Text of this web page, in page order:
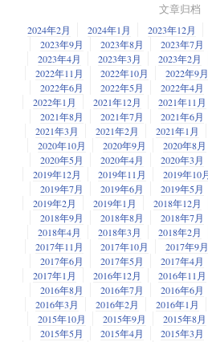
文章归档
2024年2月 2024年1月 2023年12月
2023年9月
2023年8月 2023年7月
2023年4月
2023年3月 2023年2月
2022年11月
2022年10月 2022年9月
2022年6月
2022年5月 2022年4月
2022年1月
2021年12月 2021年11月
2021年8月
2021年7月 2021年6月
2021年3月
2021年2月 2021年1月
2020年10月
2020年9月 2020年8月
2020年5月
2020年4月 2020年3月
2019年12月
2019年11月 2019年10
2019年7月
2019年6月 2019年5月
2019年2月
2019年1月 2018年12月
2018年9月
2018年8月 2018年7月
2018年4月
2018年3月 2018年2月
2017年11月
2017年10月 2017年9月
2017年6月
2017年5月 2017年4月
2017年1月
2016年12月 2016年11月
2016年8月
2016年7月 2016年6月
2016年3月
2016年2月 2016年1月
2015年10月
2015年9月 2015年8月
2015年5月
2015年4月 2015年3月